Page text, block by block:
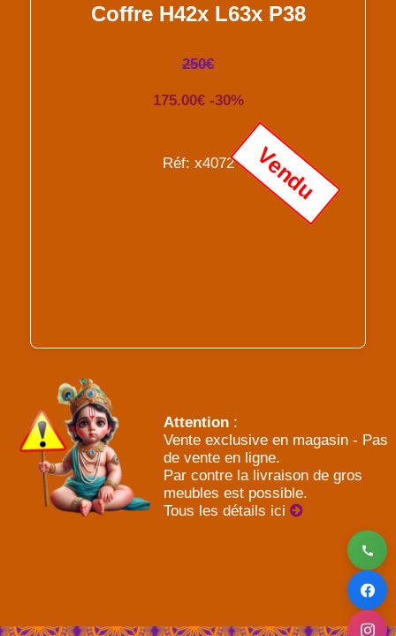
Coffre H42x L63x P38
250€
175.00€ -30%
Réf: x4072 Vendu
Attention :
Vente exclusive en magasin - Pas
de vente en ligne.
Par contre la livraison de gros
meubles est possible.
Tous les détails ici